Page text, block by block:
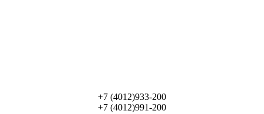
+7 (4012)933-200
+7 (4012)991-200